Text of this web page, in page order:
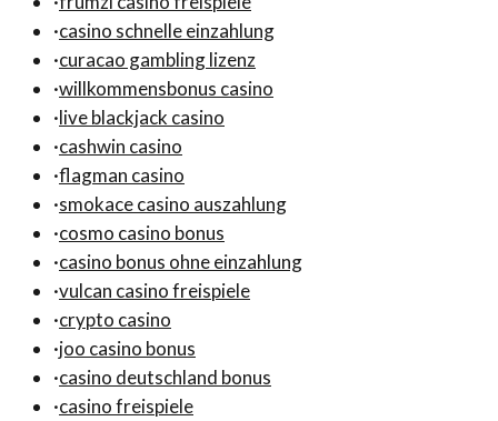
·casino schnelle einzahlung
·curacao gambling lizenz
·willkommensbonus casino
·live blackjack casino
·cashwin casino
·flagman casino
·smokace casino auszahlung
·cosmo casino bonus
·casino bonus ohne einzahlung
·vulcan casino freispiele
·crypto casino
·joo casino bonus
·casino deutschland bonus
·casino freispiele